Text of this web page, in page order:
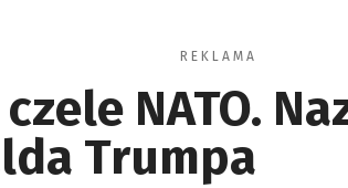
R E K L A M A
NATO.
Trumpa